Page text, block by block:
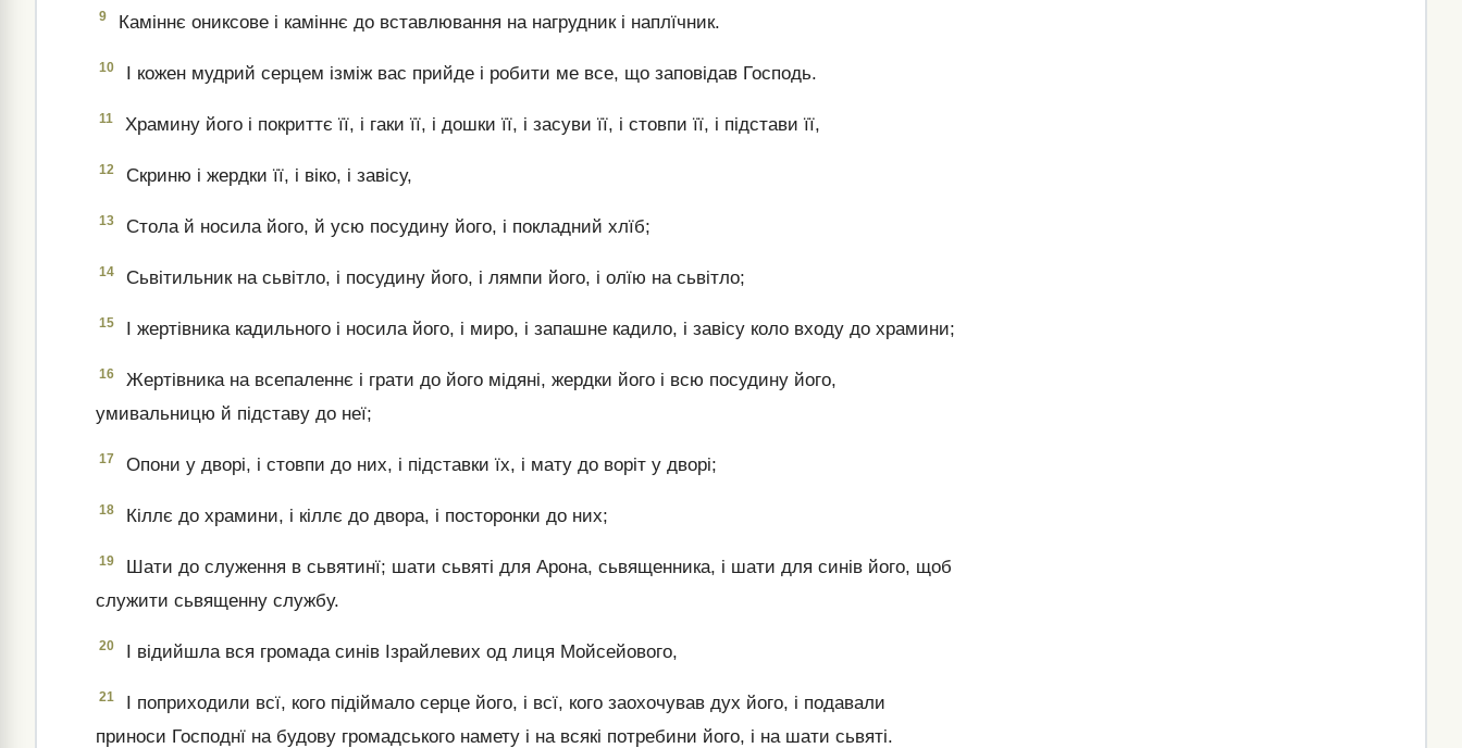
9 Каміннє ониксове і каміннє до вставлювання на нагрудник і наплїчник.
10 І кожен мудрий серцем ізміж вас прийде і робити ме все, що заповідав Господь.
11 Храмину його і покриттє її, і гаки її, і дошки її, і засуви її, і стовпи її, і підстави її,
12 Скриню і жердки її, і віко, і завісу,
13 Стола й носила його, й усю посудину його, і покладний хлїб;
14 Сьвітильник на сьвітло, і посудину його, і лямпи його, і олїю на сьвітло;
15 І жертівника кадильного і носила його, і миро, і запашне кадило, і завісу коло входу до храмини;
16
Жертівника на всепаленнє і грати до його мідяні, жердки його і всю посудину його,
умивальницю й підставу до неї;
17 Опони у дворі, і стовпи до них, і підставки їх, і мату до воріт у дворі;
18 Кіллє до храмини, і кіллє до двора, і посторонки до них;
19
Шати до служення в сьвятинї; шати сьвяті для Арона, сьвященника, і шати для синів його, щоб
служити сьвященну службу.
20 І відийшла вся громада синів Ізрайлевих од лиця Мойсейового,
21
І поприходили всї, кого підіймало серце його, і всї, кого заохочував дух його, і подавали
приноси Господнї на будову громадського намету і на всякі потребини його, і на шати сьвяті.